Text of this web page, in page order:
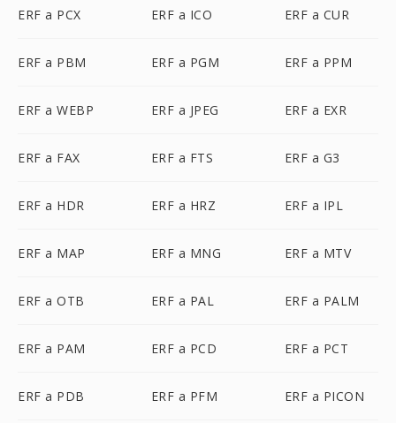
ERF a PCX ERF a ICO ERF a CUR
ERF a PBM ERF a PGM ERF a PPM
ERF a WEBP ERF a JPEG ERF a EXR
ERF a FAX ERF a FTS ERF a G3
ERF a HDR ERF a HRZ ERF a IPL
ERF a MAP ERF a MNG ERF a MTV
ERF a OTB ERF a PAL ERF a PALM
ERF a PAM ERF a PCD ERF a PCT
ERF a PDB ERF a PFM ERF a PICON